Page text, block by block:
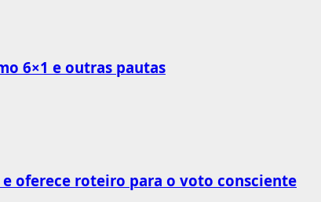
6×1 e outras pautas
oferece roteiro para o voto consciente